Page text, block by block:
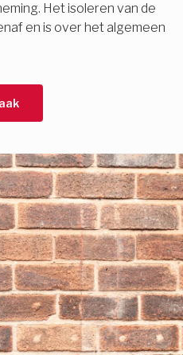
Het isoleren van de
en is over het algemeen